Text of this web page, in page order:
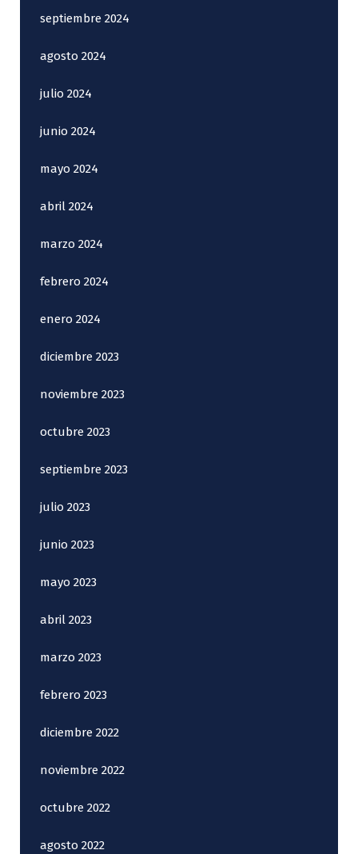
septiembre 2024
agosto 2024
julio 2024
junio 2024
mayo 2024
abril 2024
marzo 2024
febrero 2024
enero 2024
diciembre 2023
noviembre 2023
octubre 2023
septiembre 2023
julio 2023
junio 2023
mayo 2023
abril 2023
marzo 2023
febrero 2023
diciembre 2022
noviembre 2022
octubre 2022
agosto 2022